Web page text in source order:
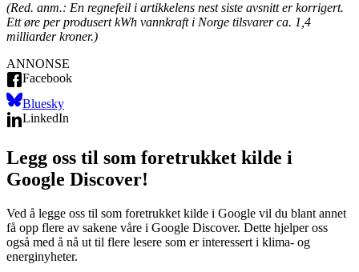
(Red. anm.: En regnefeil i artikkelens nest siste avsnitt er korrigert.
Ett øre per produsert kWh vannkraft i Norge tilsvarer ca. 1,4
milliarder kroner.)
ANNONSE
Facebook
Bluesky
LinkedIn
Legg oss til som foretrukket kilde i
Google Discover!
Ved å legge oss til som foretrukket kilde i Google vil du blant annet
få opp flere av sakene våre i Google Discover. Dette hjelper oss
også med å nå ut til flere lesere som er interessert i klima- og
energinyheter.